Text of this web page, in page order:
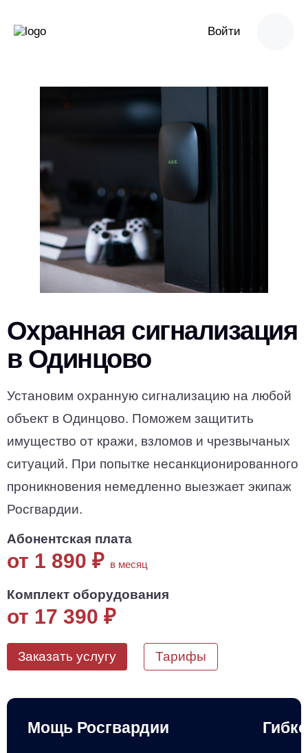
Войти
Охранная сигнализация
в Одинцово
Установим охранную сигнализацию на любой
объект в Одинцово. Поможем защитить
имущество от кражи, взломов и чрезвычаных
ситуаций. При попытке несанкционированного
проникновения немедленно выезжает экипаж
Росгвардии.
Абонентская плата
от 1 890 ₽ в месяц
Комплект оборудования
от 17 390 ₽
Заказать услугу Тарифы
Мощь Росгвардии